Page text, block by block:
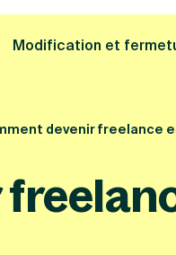
Cliquez ici pour
Modification et
devenir freelance